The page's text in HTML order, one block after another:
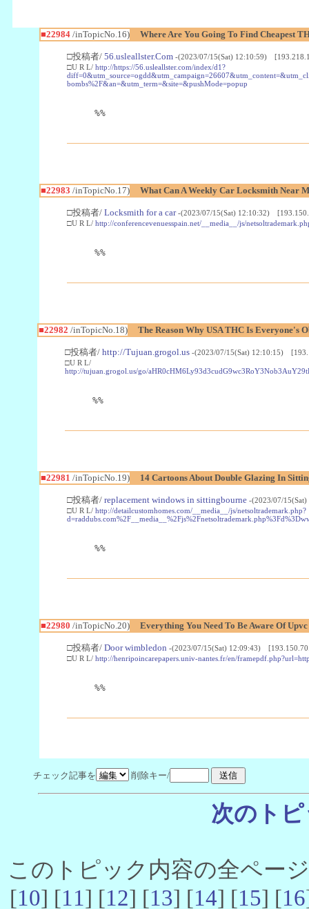
■22984/inTopicNo.16) Where Are You Going To Find Cheapest
□投稿者/ 56.usleallster.Com -(2023/07/15(Sat) 12:10:59)
□U R L/ http://https://56.usleallster.com/index/d1?
bombs%2F&an=&utm_term=&site=&pushMode=popup
%%
■22983 /inTopicNo.17) What Can A Weekly Car Locksmith Near
□投稿者/ Locksmith for a car -(2023/07/15(Sat) 12:10:32)
□U R L/ http://conferencevenuesspain.net/__media__/js/
%%
■22982 /inTopicNo.18) The Reason Why USA THC Is Everyone's
□投稿者/ http://Tujuan.grogol.us -(2023/07/15(Sat) 12:10:15)
□U R L/
http://tujuan.grogol.us/go/
%%
■22981 /inTopicNo.19) 14 Cartoons About Double Glazing In
□投稿者/ replacement windows in sittingbourne -(2023/07/
□U R L/ http://detailcustomhomes.com/__media__/js/netsoltrademark.php?
%%
■22980 /inTopicNo.20) Everything You Need To Be Aware Of
□投稿者/ Door wimbledon -(2023/07/15(Sat) 12:09:43)
□U R L/ http://henripoincarepapers.univ-nantes.fr/en/
%%
チェック記事を 削除キー/
次のト
このトピック内容の全ペー
[10] [11] [12] [13] [14] [15] [16